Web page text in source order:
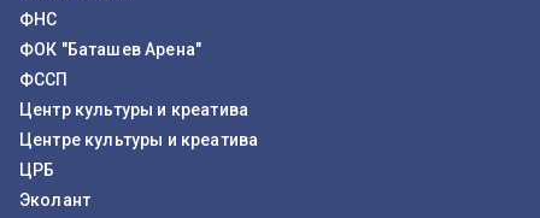
ФНС
ФОК "Баташев Арена"
ФССП
Центр культуры и креатива
Центре культуры и креатива
ЦРБ
Эколант